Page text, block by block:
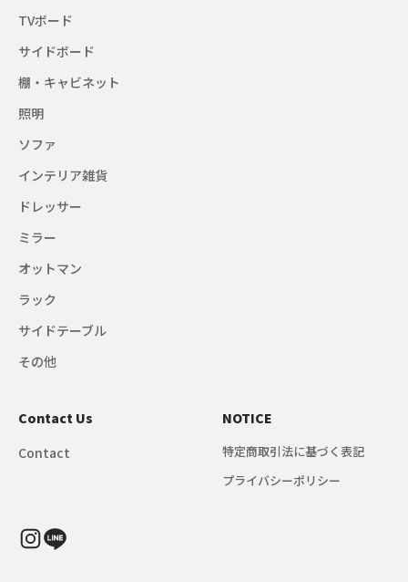
TVボード
サイドボード
棚・キャビネット
照明
ソファ
インテリア雑貨
ドレッサー
ミラー
オットマン
ラック
サイドテーブル
その他
Contact Us
Contact
NOTICE
特定商取引法に基づく表記
プライバシーポリシー